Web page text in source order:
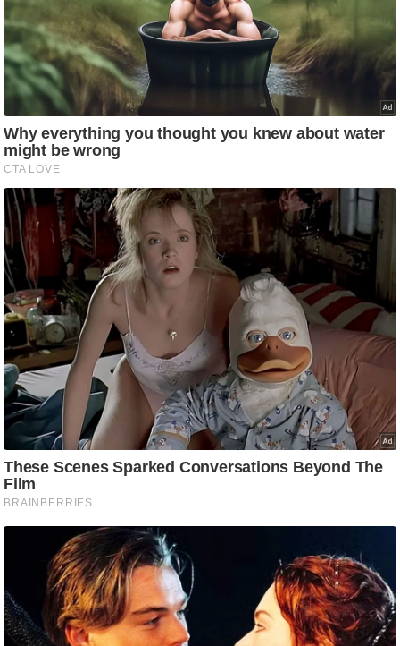
N
e
w
s
ला
इ
फ
स्टा
इ
ल
टे
क्नॉ
लॉ
जी
ब्यू
टी
/
फै
श
न
स्खे
प